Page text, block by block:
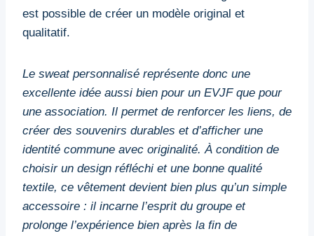
est possible de créer un modèle original et
qualitatif.
Le sweat personnalisé représente donc une
excellente idée aussi bien pour un EVJF que pour
une association. Il permet de renforcer les liens, de
créer des souvenirs durables et d’afficher une
identité commune avec originalité. À condition de
choisir un design réfléchi et une bonne qualité
textile, ce vêtement devient bien plus qu’un simple
accessoire : il incarne l’esprit du groupe et
prolonge l’expérience bien après la fin de